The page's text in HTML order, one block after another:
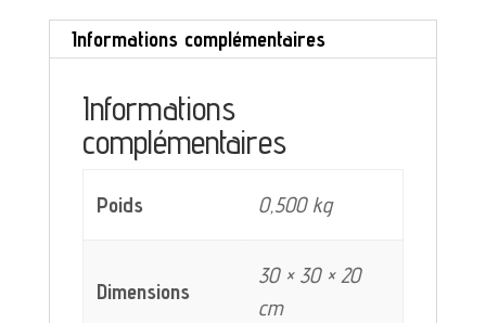
Amand
géométrique
Informations complémentaires
Informations
complémentaires
Poids 0,500 kg
Dimensions
30 × 30 × 20
cm